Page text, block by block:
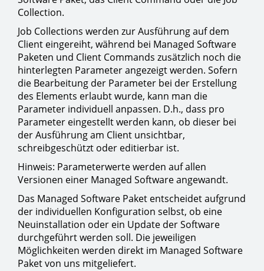
Collection.
Job Collections werden zur Ausführung auf dem
Client eingereiht, während bei Managed Software
Paketen und Client Commands zusätzlich noch die
hinterlegten Parameter angezeigt werden. Sofern
die Bearbeitung der Parameter bei der Erstellung
des Elements erlaubt wurde, kann man die
Parameter individuell anpassen. D.h., dass pro
Parameter eingestellt werden kann, ob dieser bei
der Ausführung am Client unsichtbar,
schreibgeschützt oder editierbar ist.
Hinweis: Parameterwerte werden auf allen
Versionen einer Managed Software angewandt.
Das Managed Software Paket entscheidet aufgrund
der individuellen Konfiguration selbst, ob eine
Neuinstallation oder ein Update der Software
durchgeführt werden soll. Die jeweiligen
Möglichkeiten werden direkt im Managed Software
Paket von uns mitgeliefert.